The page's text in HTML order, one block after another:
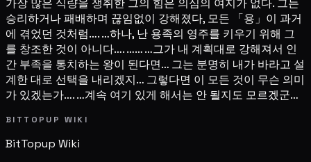
가장 많은 식량을 쟁취한 그의 힘은 의심의 여지가 없다. 그는
승리하거나 패배하며 끊임없이 강해졌다, 모든 「용」이 과거
에 겪었던 것처럼…. …하나, 난 용족의 영주를 키우기 위해 그
를 창조한 것이 아니다…. …… …그가 내 계획대로 강해져서 인
간 부족을 통치하는 왕이 된다면… 그는 분명히 내가 바라고 설
계한 대로 선택을 내리겠지… 그렇다면 이 모든 것이 무슨 의미
가 있겠는가…. …계속 여기 있게 해서는 안 될지도 모르겠군…
BITTOPUP WIKI
BitTopup Wiki